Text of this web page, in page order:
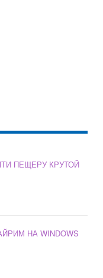
ПЕЩЕРУ КРУТОЙ
НА WINDOWS